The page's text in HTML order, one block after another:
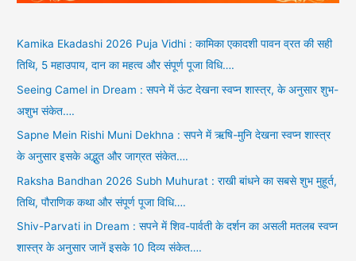
Kamika Ekadashi 2026 Puja Vidhi : कामिका एकादशी पावन व्रत की सही
तिथि, 5 महाउपाय, दान का महत्व और संपूर्ण पूजा विधि….
Seeing Camel in Dream : सपने में ऊंट देखना स्वप्न शास्त्र, के अनुसार शुभ-
अशुभ संकेत….
Sapne Mein Rishi Muni Dekhna : सपने में ऋषि-मुनि देखना स्वप्न शास्त्र
के अनुसार इसके अद्भुत और जाग्रत संकेत….
Raksha Bandhan 2026 Subh Muhurat : राखी बांधने का सबसे शुभ मुहूर्त,
तिथि, पौराणिक कथा और संपूर्ण पूजा विधि….
Shiv-Parvati in Dream : सपने में शिव-पार्वती के दर्शन का असली मतलब स्वप्न
शास्त्र के अनुसार जानें इसके 10 दिव्य संकेत….